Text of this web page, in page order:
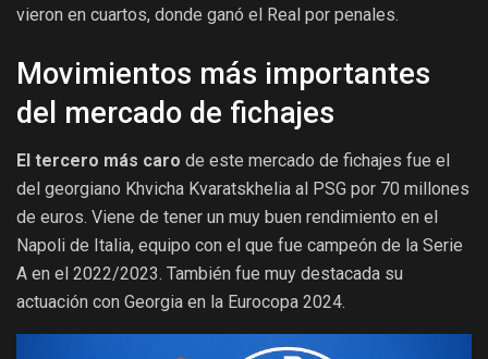
vieron en cuartos, donde ganó el Real por penales.
Movimientos más importantes
del mercado de fichajes
El tercero más caro de este mercado de fichajes fue el
del georgiano Khvicha Kvaratskhelia al PSG por 70 millones
de euros. Viene de tener un muy buen rendimiento en el
Napoli de Italia, equipo con el que fue campeón de la Serie
A en el 2022/2023. También fue muy destacada su
actuación con Georgia en la Eurocopa 2024.